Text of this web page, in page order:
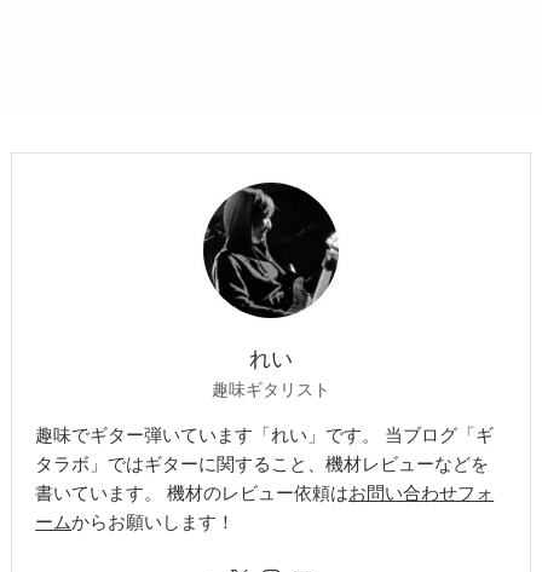
れい
趣味ギタリスト
趣味でギター弾いています「れい」です。 当ブログ「ギ
タラボ」ではギターに関すること、機材レビューなどを
書いています。 機材のレビュー依頼はお問い合わせフォ
ームからお願いします！